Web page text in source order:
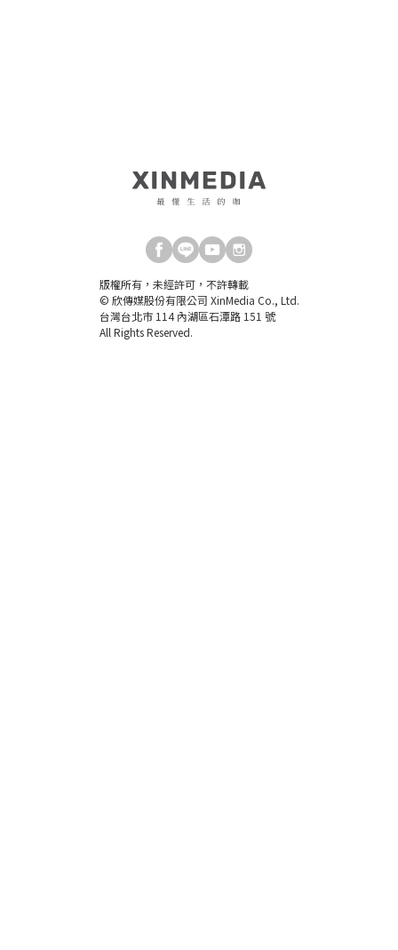
版權所有，未經許可，不許轉載
© 欣傳媒股份有限公司 XinMedia Co., Ltd.
台灣台北市 114 內湖區石潭路 151 號
All Rights Reserved.